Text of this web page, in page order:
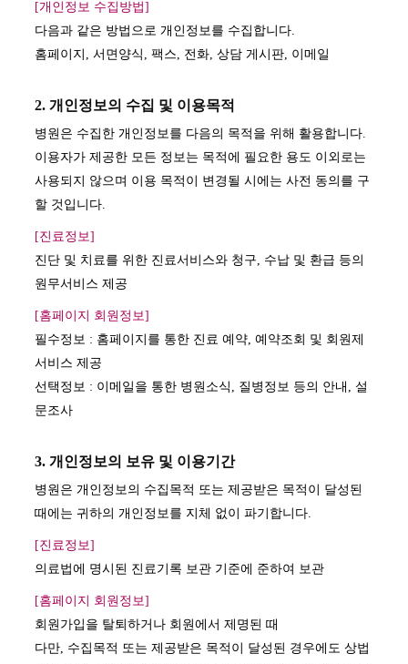
[개인정보 수집방법]
다음과 같은 방법으로 개인정보를 수집합니다.
홈페이지, 서면양식, 팩스, 전화, 상담 게시판, 이메일
2. 개인정보의 수집 및 이용목적
병원은 수집한 개인정보를 다음의 목적을 위해 활용합니다.
이용자가 제공한 모든 정보는 목적에 필요한 용도 이외로는
사용되지 않으며 이용 목적이 변경될 시에는 사전 동의를 구
할 것입니다.
[진료정보]
진단 및 치료를 위한 진료서비스와 청구, 수납 및 환급 등의
원무서비스 제공
[홈페이지 회원정보]
필수정보 : 홈페이지를 통한 진료 예약, 예약조회 및 회원제
서비스 제공
선택정보 : 이메일을 통한 병원소식, 질병정보 등의 안내, 설
문조사
3. 개인정보의 보유 및 이용기간
병원은 개인정보의 수집목적 또는 제공받은 목적이 달성된
때에는 귀하의 개인정보를 지체 없이 파기합니다.
[진료정보]
의료법에 명시된 진료기록 보관 기준에 준하여 보관
[홈페이지 회원정보]
회원가입을 탈퇴하거나 회원에서 제명된 때
다만, 수집목적 또는 제공받은 목적이 달성된 경우에도 상법